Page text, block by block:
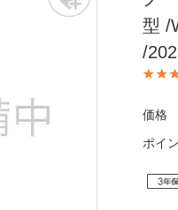
型 /
/
価格
ポイ